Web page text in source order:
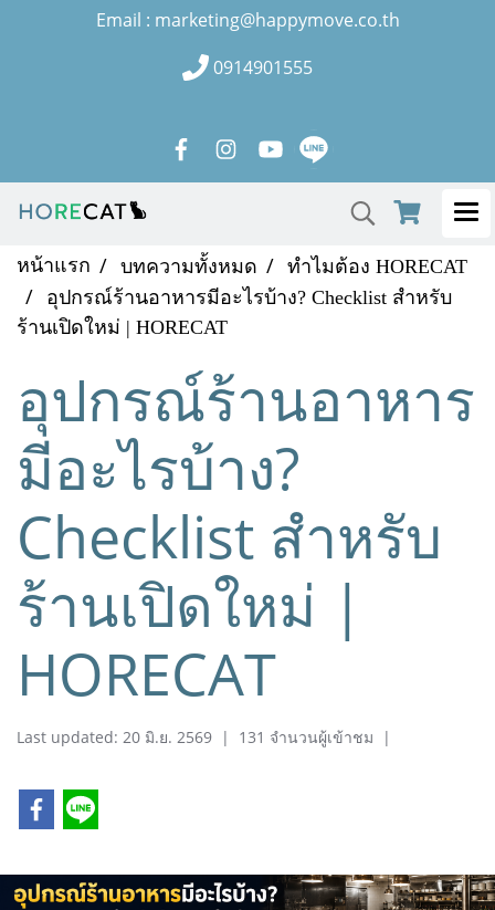
Email : marketing@happymove.co.th
0914901555
หน้าแรก บทความทั้งหมด
ทำไมต้อง HORECAT
อุปกรณ์ร้านอาหารมีอะไรบ้าง? Checklist สำหรับ
ร้านเปิดใหม่ | HORECAT
อุปกรณ์ร้านอาหาร
มีอะไรบ้าง?
Checklist สำหรับ
ร้านเปิดใหม่ |
HORECAT
Last updated: 20 มิ.ย. 2569 | 131 จำนวนผู้เข้าชม |